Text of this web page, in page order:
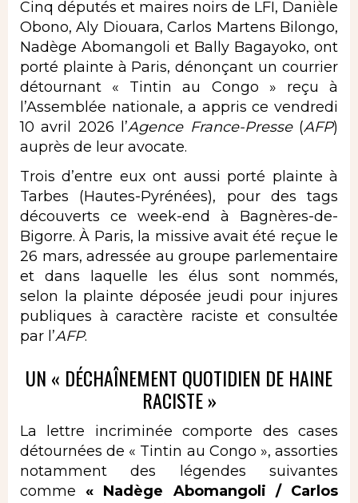
Cinq députés et maires noirs de LFI, Danièle
Obono, Aly Diouara, Carlos Martens Bilongo,
Nadège Abomangoli et Bally Bagayoko, ont
porté plainte à Paris, dénonçant un courrier
détournant « Tintin au Congo » reçu à
l’Assemblée nationale, a appris ce vendredi
10 avril 2026 l’Agence France-Presse(AFP)
auprès de leur avocate.
Trois d’entre eux ont aussi porté plainte à
Tarbes (Hautes-Pyrénées), pour des tags
découverts ce week-end à Bagnères-de-
Bigorre. À Paris, la missive avait été reçue le
26 mars, adressée au groupe parlementaire
et dans laquelle les élus sont nommés,
selon la plainte déposée jeudi pour injures
publiques à caractère raciste et consultée
par l’AFP.
UN « DÉCHAÎNEMENT QUOTIDIEN DE HAINE
RACISTE »
La lettre incriminée comporte des cases
détournées de « Tintin au Congo », assorties
notamment des légendes suivantes
comme « Nadège Abomangoli / Carlos